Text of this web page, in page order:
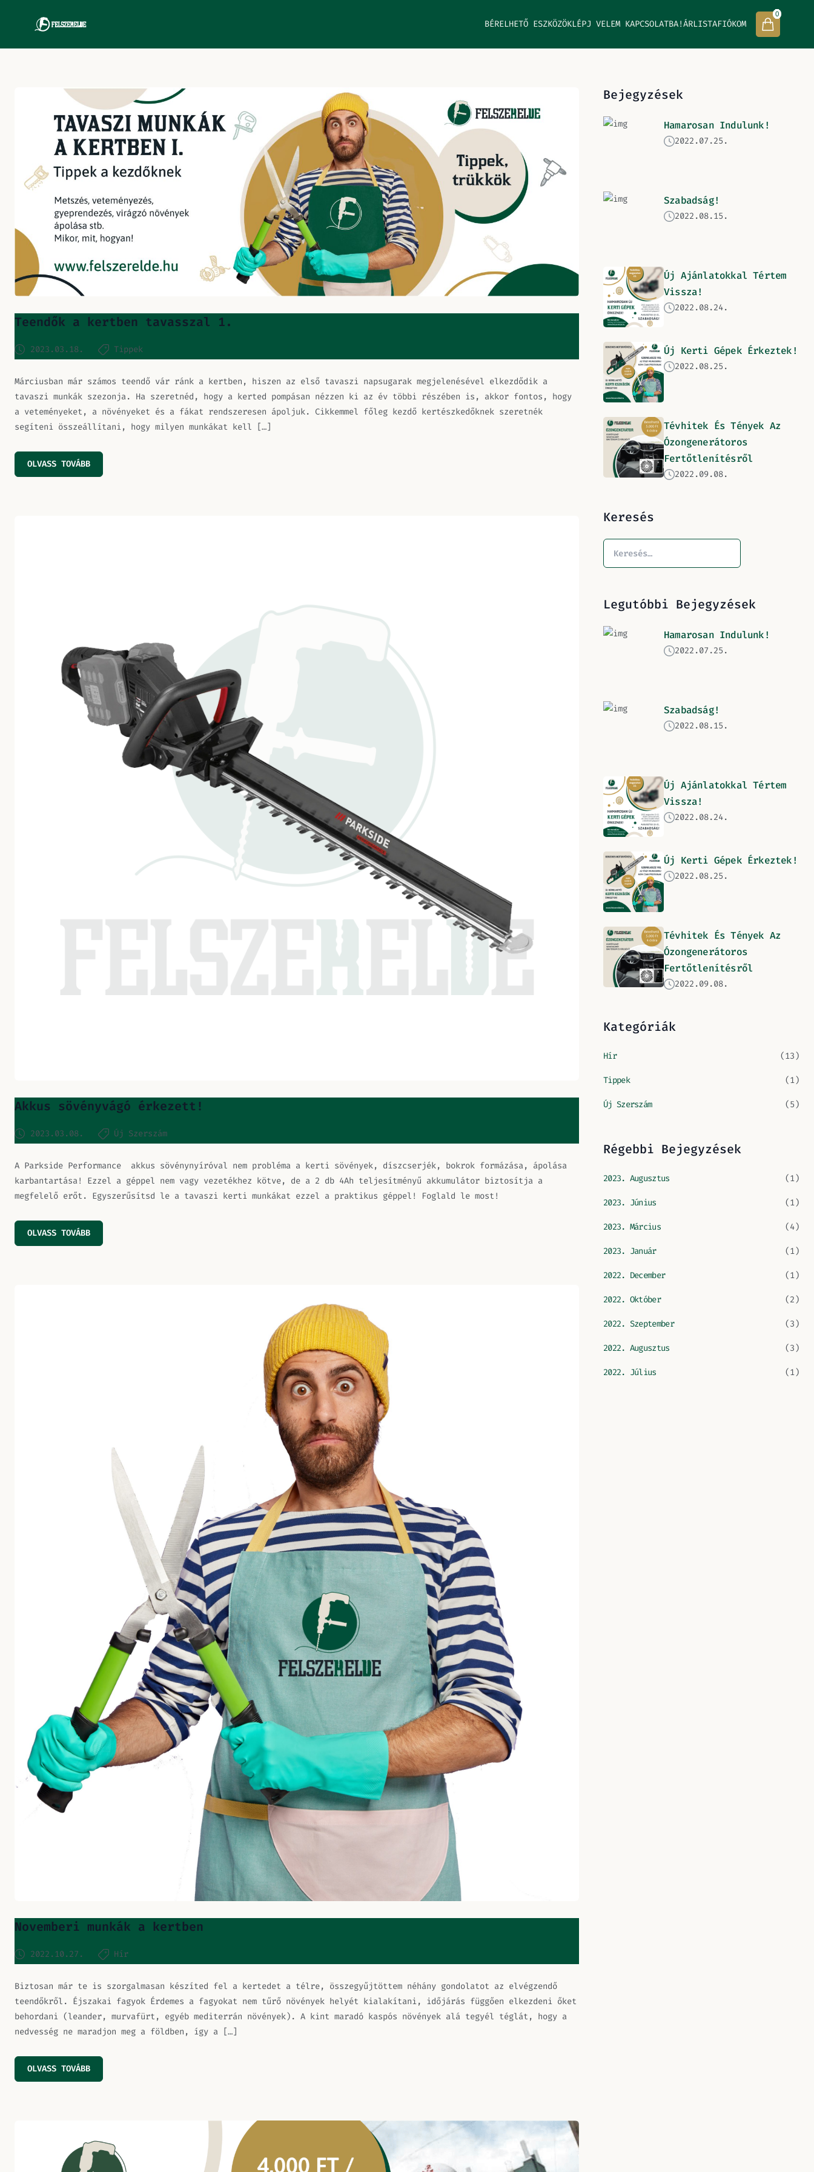
BÉRELHETŐ ESZKÖZÖKLÉPJ VELEM KAPCSOLATBA!ÁRLISTAFIÓKOM
0
Teendők a kertben tavasszal 1.
2023.03.18. Tippek
Márciusban már számos teendő vár ránk a kertben, hiszen az első tavaszi napsugarak megjelenésével elkezdődik a
tavaszi munkák szezonja. Ha szeretnéd, hogy a kerted pompásan nézzen ki az év többi részében is, akkor fontos, hogy
a veteményeket, a növényeket és a fákat rendszeresen ápoljuk. Cikkemmel főleg kezdő kertészkedőknek szeretnék
segíteni összeállítani, hogy milyen munkákat kell […]
OLVASS TOVÁBB
Akkus sövényvágó érkezett!
2023.03.08. Új Szerszám
A Parkside Performance akkus sövénynyíróval nem probléma a kerti sövények, díszcserjék, bokrok formázása, ápolása
karbantartása! Ezzel a géppel nem vagy vezetékhez kötve, de a 2 db 4Ah teljesítményű akkumulátor biztosítja a
megfelelő erőt. Egyszerűsítsd le a tavaszi kerti munkákat ezzel a praktikus géppel! Foglald le most!
OLVASS TOVÁBB
Novemberi munkák a kertben
2022.10.27. Hír
Biztosan már te is szorgalmasan készíted fel a kertedet a télre, összegyűjtöttem néhány gondolatot az elvégzendő
teendőkről. Éjszakai fagyok Érdemes a fagyokat nem tűrő növények helyét kialakítani, időjárás függően elkezdeni őket
behordani (leander, murvafürt, egyéb mediterrán növények). A kint maradó kaspós növények alá tegyél téglát, hogy a
nedvesség ne maradjon meg a földben, így a […]
OLVASS TOVÁBB
Bejegyzések
Hamarosan Indulunk!
2022.07.25.
Szabadság!
2022.08.15.
Új Ajánlatokkal Tértem
Vissza!
2022.08.24.
Új Kerti Gépek Érkeztek!
2022.08.25.
Tévhitek És Tények Az
Ózongenerátoros
Fertőtlenítésről
2022.09.08.
Keresés
Legutóbbi Bejegyzések
Hamarosan Indulunk!
2022.07.25.
Szabadság!
2022.08.15.
Új Ajánlatokkal Tértem
Vissza!
2022.08.24.
Új Kerti Gépek Érkeztek!
2022.08.25.
Tévhitek És Tények Az
Ózongenerátoros
Fertőtlenítésről
2022.09.08.
Kategóriák
Hír (13)
Tippek (1)
Új Szerszám (5)
Régebbi Bejegyzések
2023. Augusztus (1)
2023. Június (1)
2023. Március (4)
2023. Január (1)
2022. December (1)
2022. Október (2)
2022. Szeptember (3)
2022. Augusztus (3)
2022. Július (1)